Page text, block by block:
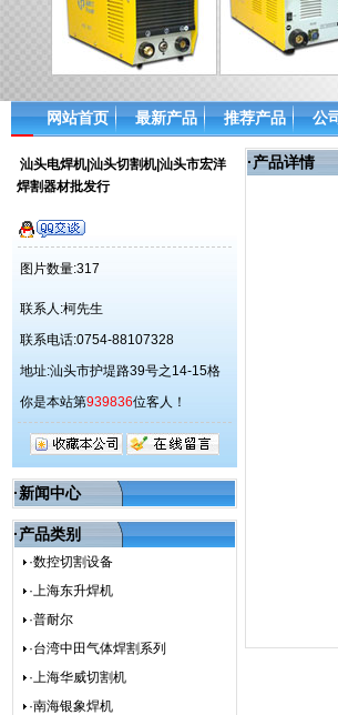
网站首页 最新产品 推荐产品 公
汕头电焊机|汕头切割机|汕头市宏洋
焊割器材批发行
图片数量:317
联系人:柯先生
联系电话:0754-88107328
地址:汕头市护堤路39号之14-15格
你是本站第939836位客人！
·新闻中心
·产品类别
·数控切割设备
·上海东升焊机
·普耐尔
·台湾中田气体焊割系列
·上海华威切割机
·南海银象焊机
·产品详情